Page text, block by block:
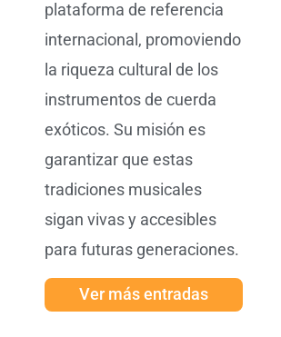
plataforma de referencia
internacional, promoviendo
la riqueza cultural de los
instrumentos de cuerda
exóticos. Su misión es
garantizar que estas
tradiciones musicales
sigan vivas y accesibles
para futuras generaciones.
Ver más entradas